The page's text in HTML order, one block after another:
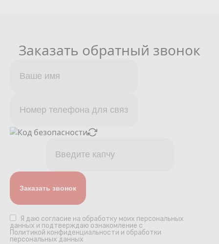
Заказать обратный звонок
Я даю согласие на обработку моих персональных
данных и подтверждаю ознакомление с
Политикой конфиденциальности и обработки
персональных данных